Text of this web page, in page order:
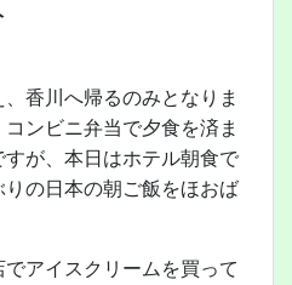
香川へ帰るのみとなりま
ンビニ弁当で夕食を済ま
が、本日はホテル朝食で
の日本の朝ご飯をほおば
アイスクリームを買って